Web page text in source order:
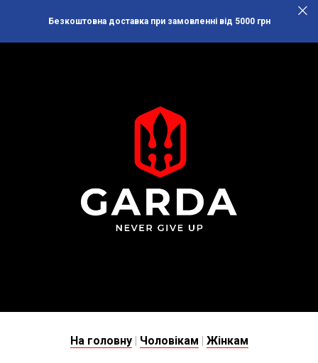
Безкоштовна доставка при замовленні від 5000 грн
На головну | Чоловікам | Жінкам